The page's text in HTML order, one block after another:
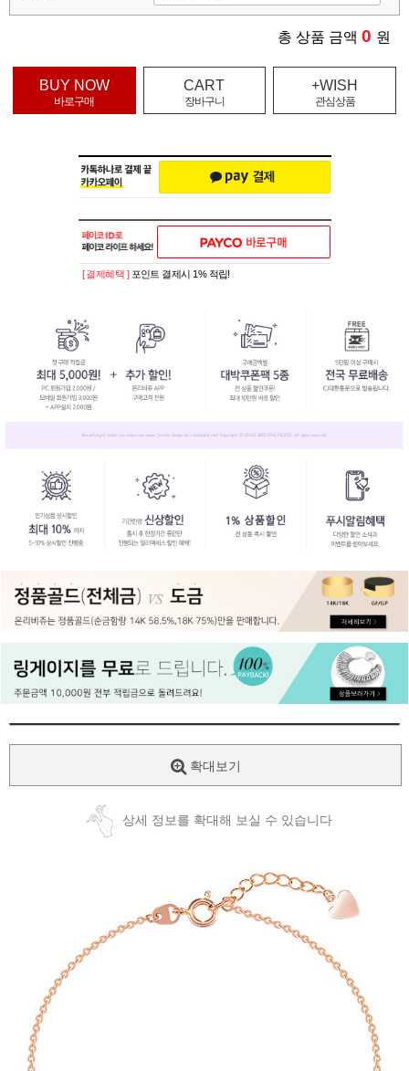
총 상품 금액 0 원
BUY NOW
바로구매
CART
장바구니
+WISH
관심상품
페이코 ID로
PAYCO 바로
[ 결제혜택 ] 포인트 결제시 1% 적립!
확대보기
상세 정보를 확대해 보실 수 있습니다